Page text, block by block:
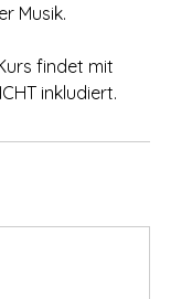
Musik.
findet mit
inkludiert.